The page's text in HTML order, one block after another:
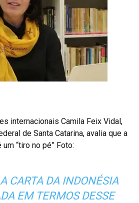
internacionais Camila Feix Vidal,
de Santa Catarina, avalia que a
“tiro no pé” Foto:
CARTA DA INDONÉSIA
EM TERMOS DESSE